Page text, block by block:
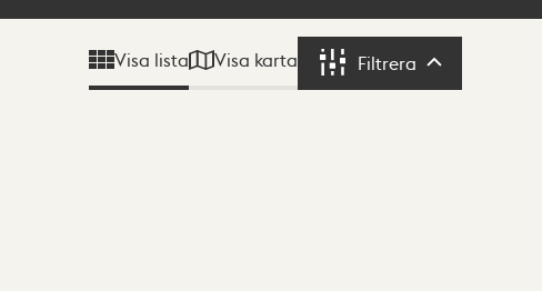
Visa lista Visa karta Filtrera Filtrera